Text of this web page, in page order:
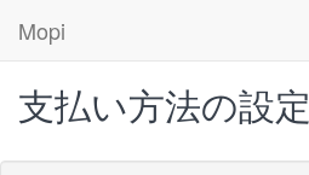
Mopi
支払い方法の設定